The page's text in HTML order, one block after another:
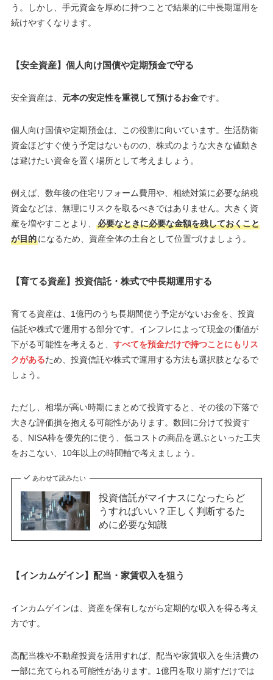
う。しかし、手元資金を厚めに持つことで結果的に中長期運用を
続けやすくなります。
【安全資産】個人向け国債や定期預金で守る
安全資産は、 元本の安定性を重視して預けるお金です。
個人向け国債や定期預金は、この役割に向いています。生活防衛
資金ほどすぐ使う予定はないものの、株式のような大きな値動き
は避けたい資金を置く場所として考えましょう。
例えば、数年後の住宅リフォーム費用や、相続対策に必要な納税
資金などは、無理にリスクを取るべきではありません。大きく資
産を増やすことより、
必要なときに必要な金額を残しておくこと
が目的になるため、資産全体の土台として位置づけましょう。
【育てる資産】投資信託・株式で中長期運用する
育てる資産は、1億円のうち長期間使う予定がないお金を、投資
信託や株式で運用する部分です。インフレによって現金の価値が
下がる可能性を考えると、 すべてを預金だけで持つことにもリス
クがあるため、投資信託や株式で運用する方法も選択肢となるで
しょう。
ただし、相場が高い時期にまとめて投資すると、その後の下落で
大きな評価損を抱える可能性があります。数回に分けて投資す
る、NISA枠を優先的に使う、低コストの商品を選ぶといった工夫
をおこない、10年以上の時間軸で考えましょう。
あわせて読みたい
投資信託がマイナスになったらど
うすればいい？正しく判断するた
めに必要な知識
【インカムゲイン】配当・家賃収入を狙う
インカムゲインは、資産を保有しながら定期的な収入を得る考え
方です。
高配当株や不動産投資を活用すれば、配当や家賃収入を生活費の
一部に充てられる可能性があります。1億円を取り崩すだけでは